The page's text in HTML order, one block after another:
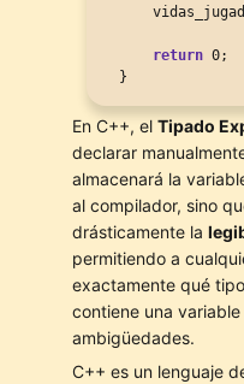
return 0;
}
En C++, el Tipado
declarar
almacenará la
al compilador, sino
drásticamente la
permitiendo a
exactamente qué
contiene una
ambigüedades.
C++ es un lenguaje